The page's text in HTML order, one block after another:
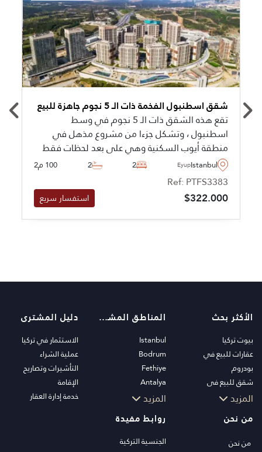
شقق اسطنبول الفخمة ذات الـ 5 نجوم جاهزة للبيع
تقع هذه الشقق ذات الـ 5 نجوم في وسط
اسطنبول ، وتشكل جزءا من مشروع مذهل في
منطقة أيوب السكنية وهي على بعد لحظات فقط
من كل شيء ، وهي متوفرة بمساحات تتراوح من
غرفة نوم واحدة إلى أربع غرف نوم.
Istanbul
Eyup
2
2 100 م2
Ref: PTFS3383
$322.000 استفسار سريع
الأكثر بحث
بيوت تركيا
عقارات للبيع في
بودروم
شقق للبيع في
اسطنبول
فلل بودروم
شقق للبيع في انطاليا
المزيد
المناطق المشهورة
Istanbul
Bodrum
Fethiye
Antalya
Kalkan
Kas
Bursa
المزيد
دليل المشترى
الاستثمار في تركيا
عملية الشراء
التأشيرات وتصاريح
الإقامة
خدمة إدارة العقار
من نحن
من نحن
روابط مفيدة
الجنسية التركية